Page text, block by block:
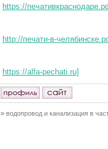
https://
http://печати-в-
https://alfa-pechati.ru]
» водопровод и канализация в